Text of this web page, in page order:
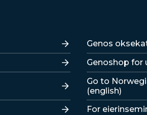
Lenker
Genos
Genoshop for
Go to
(english)
For